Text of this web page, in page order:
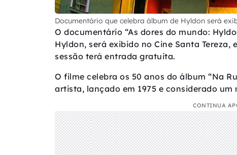
Documentário que celebra álbum de Hyldon será
O documentário “As dores do mundo:
Hyldon, será exibido no Cine Santa Tereza,
sessão terá entrada gratuita.
O filme celebra os 50 anos do álbum “Na
artista, lançado em 1975 e considerado
CONTINUA